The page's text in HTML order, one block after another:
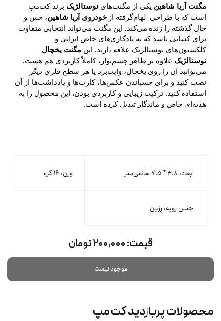
مگنت آریا شاهین یکی از مگنت‌های نوستالژیک برندکت‌مپ
است که با طراحی الهام‌گرفته از خودروی آریا شاهین، حس و
حال گذشته را زنده می‌کند. این مگنت می‌تواند انتخابی متفاوت
برای کسانی باشد که به یادگاری‌های خاص ایرانی و
کلکسیون‌های نوستالژیک علاقه دارند. این مگنت یخچال
نوستالژیک علاوه بر ظاهر چشم‌نواز، کاملاً کاربردی هم هست.
می‌توانید آن را روی یخچال، وایت‌برد یا هر سطح فلزی دیگر
نصب کنید و برای چسباندن عکس‌ها، کارت‌ها و یادداشت‌ها از آن
استفاده کنید. ترکیب زیبایی و کاربردی بودن، این محصول را به
هدیه‌ای خاص و ماندگار تبدیل کرده است.
ابعاد: ۳.۸ * ۷.۵ سانتی‌متر وزن: ۱۶ گرم
جنس رویه: رِزین
قیمت:۲۰۰,۰۰۰ تومان
موجود نیست
محصولات پربازدید کت‌ مپ